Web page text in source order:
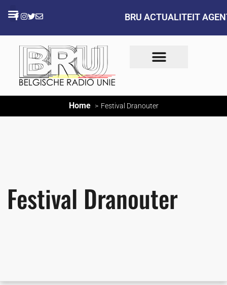
BRU ACTUALITEIT
Home Festival Dranouter
Festival Dranouter